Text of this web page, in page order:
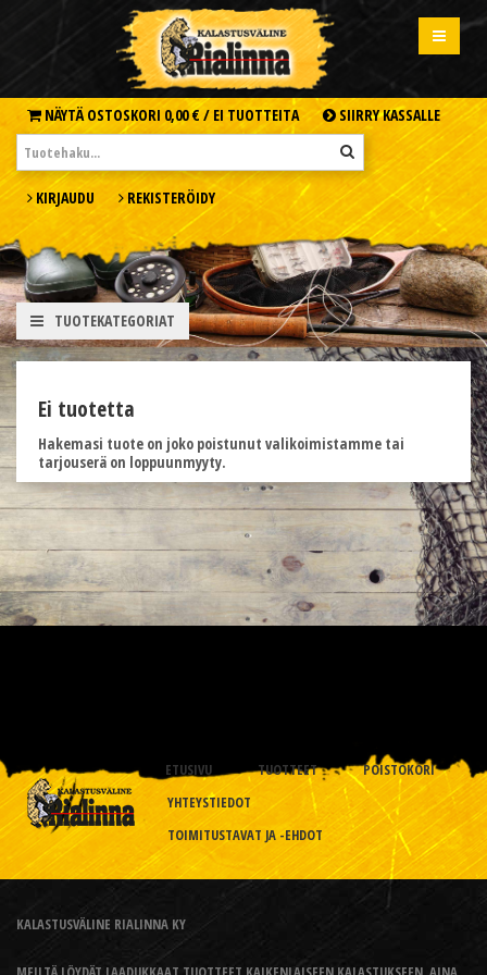
NÄYTÄ OSTOSKORI 0,00 € / EI TUOTTEITA SIIRRY KASSALLE
KIRJAUDU REKISTERÖIDY
TUOTEKATEGORIAT
Ei tuotetta
Hakemasi tuote on joko poistunut valikoimistamme tai
tarjouserä on loppuunmyyty.
ETUSIVU TUOTTEET
POISTOKORI
YHTEYSTIEDOT
TOIMITUSTAVAT JA -EHDOT
KALASTUSVÄLINE RIALINNA KY